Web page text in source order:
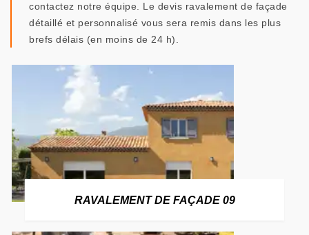
contactez notre équipe. Le devis ravalement de façade
détaillé et personnalisé vous sera remis dans les plus
brefs délais (en moins de 24 h).
RAVALEMENT DE FAÇADE 09